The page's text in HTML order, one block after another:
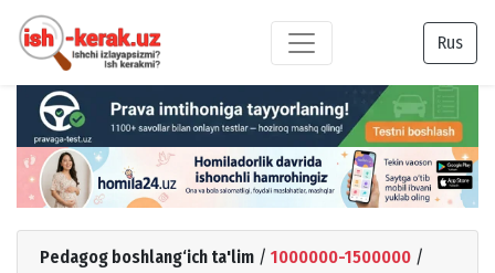
Rus
Pedagog boshlang‘ich ta'lim / 1000000-1500000 /